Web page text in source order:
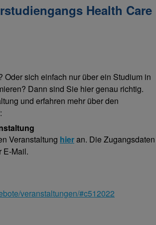
Health Care
sich einfach nur über ein Studium in
Dann sind Sie hier genau richtig.
und erfahren mehr über den
Veranstaltung hieran. Die Zugangsdaten
E-Mail.
veranstaltungen/#c512022